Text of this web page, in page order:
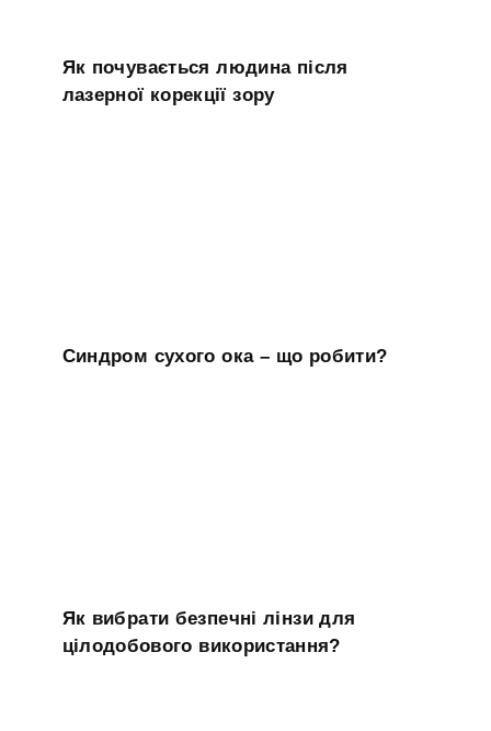
Як почувається людина після
лазерної корекції зору
Синдром сухого ока – що робити?
Як вибрати безпечні лінзи для
цілодобового використання?